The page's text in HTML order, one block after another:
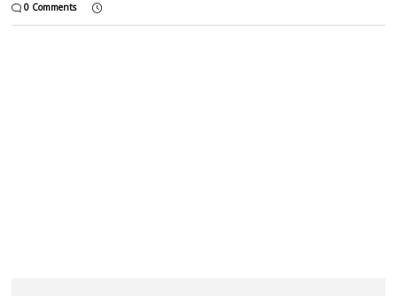
0 Comments